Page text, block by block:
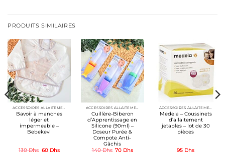
plusieurs
Les
options
peuvent
être
choisies
sur
la
page
du
produit
PRODUITS SIMILAIRES
ACCESSOIRES ALLAITEMENT / REPAS
Bavoir à manches
léger et
impermeable –
Bebekevi
130Dhs Le
60 DhsLe
ACCESSOIRES ALLAITEMENT / REPAS
Cuillère-Biberon
d’Apprentissage en
Silicone (90ml) –
Doseur Purée &
Compote Anti-
Gâchis
140Dhs Le
70 DhsLe
ACCESSOIRES ALLAITEMENT / REPAS
Medela – Coussinets
d’allaitement
jetables – lot de 30
pièces
95 Dhs